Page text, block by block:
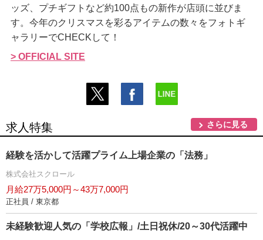
ッズ、プチギフトなど約100点もの新作が店頭に並びま
す。今年のクリスマスを彩るアイテムの数々をフォトギ
ャラリーでCHECKして！
> OFFICIAL SITE
求人特集 さらに見る
経験を活かして活躍プライム上場企業の「法務」
株式会社スクロール
月給27万5,000円～43万7,000円
正社員 / 東京都
未経験歓迎人気の「学校広報」/土日祝休/20～30代活躍中